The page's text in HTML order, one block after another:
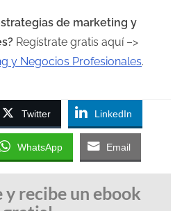
de marketing y
Regístrate gratis aquí –>
y Negocios Profesionales.
Twitter LinkedIn
WhatsApp Email